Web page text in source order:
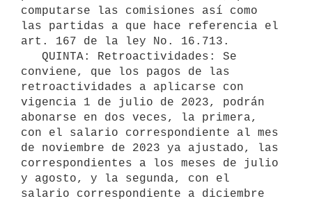
computarse las comisiones así como
las partidas a que hace referencia el
art. 167 de la ley No. 16.713.
conviene, que los pagos de las
retroactividades a aplicarse con
vigencia 1 de julio de 2023, podrán
abonarse en dos veces, la primera,
con el salario correspondiente al mes
de noviembre de 2023 ya ajustado, las
correspondientes a los meses de julio
y agosto, y la segunda, con el
salario correspondiente a diciembre